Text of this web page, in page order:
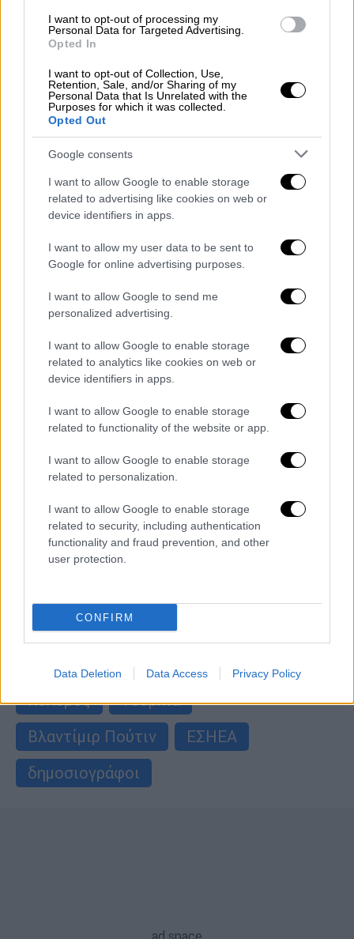
I want to opt-out of processing my
Personal Data for Targeted Advertising.
Opted In
I want to opt-out of Collection, Use,
Retention, Sale, and/or Sharing of my
Personal Data that Is Unrelated with the
Purposes for which it was collected.
Opted Out
Google consents
I want to allow Google to enable storage
related to advertising like cookies on web or
device identifiers in apps.
I want to allow my user data to be sent to
Google for online advertising purposes.
I want to allow Google to send me
personalized advertising.
I want to allow Google to enable storage
related to analytics like cookies on web or
device identifiers in apps.
I want to allow Google to enable storage
related to functionality of the website or app.
I want to allow Google to enable storage
related to personalization.
I want to allow Google to enable storage
related to security, including authentication
functionality and fraud prevention, and other
user protection.
CONFIRM
Data Deletion Data Access Privacy Policy
Κόσμος|01.03.2020 20:31
Ελεύθερος ο επικεφαλής του Sputnik
στην Τουρκία
Η αποφυλάκιση του δημοσιογράφου έγινε
λίγο μετά την τηλεφωνική συνομιλία που
είχαν οι υπουργοί Εξωτερικών της Ρωσίας
και της Τουρκίας
Κόσμος|01.03.2020 16:11
Αγνοούνται τρεις δημοσιογράφοι του
Sputnik στην Τουρκία
συνελήφθη ο διευθυντής
ΑΛΛΑ #TAGS
ειδήσεις τώρα
Ουκρανία
πόλεμος
Τουρκία
Βλαντίμιρ Πούτιν
ΕΣΗΕΑ
δημοσιογράφοι